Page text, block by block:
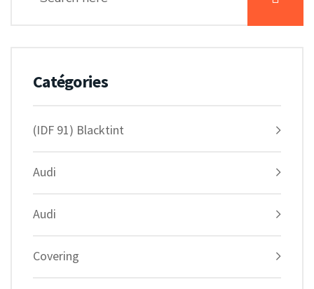
Catégories
(IDF 91) Blacktint
Audi
Audi
Covering